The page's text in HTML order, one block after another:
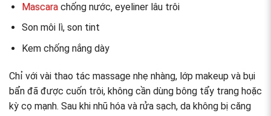
Mascarachống nước, eyeliner lâu trôi
Son môi lì, son tint
Kem chống nắng dày
Chỉ với vài thao tác massage nhẹ nhàng, lớp makeup và bụi
bẩn đã được cuốn trôi, không cần dùng bông tẩy trang hoặc
kỳ cọ mạnh. Sau khi nhũ hóa và rửa sạch, da không bị căng